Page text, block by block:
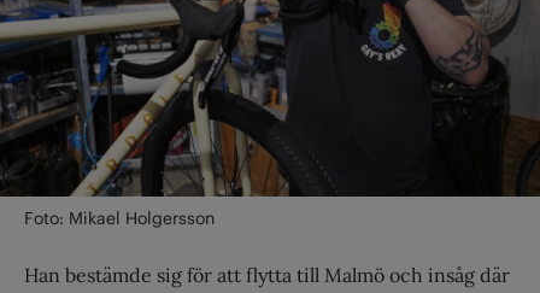
Foto: Mikael Holgersson
Han bestämde sig för att flytta till Malmö och insåg där